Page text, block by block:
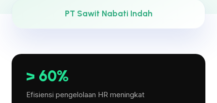
PT Sawit Nabati Indah
> 60%
Efisiensi pengelolaan HR meningkat